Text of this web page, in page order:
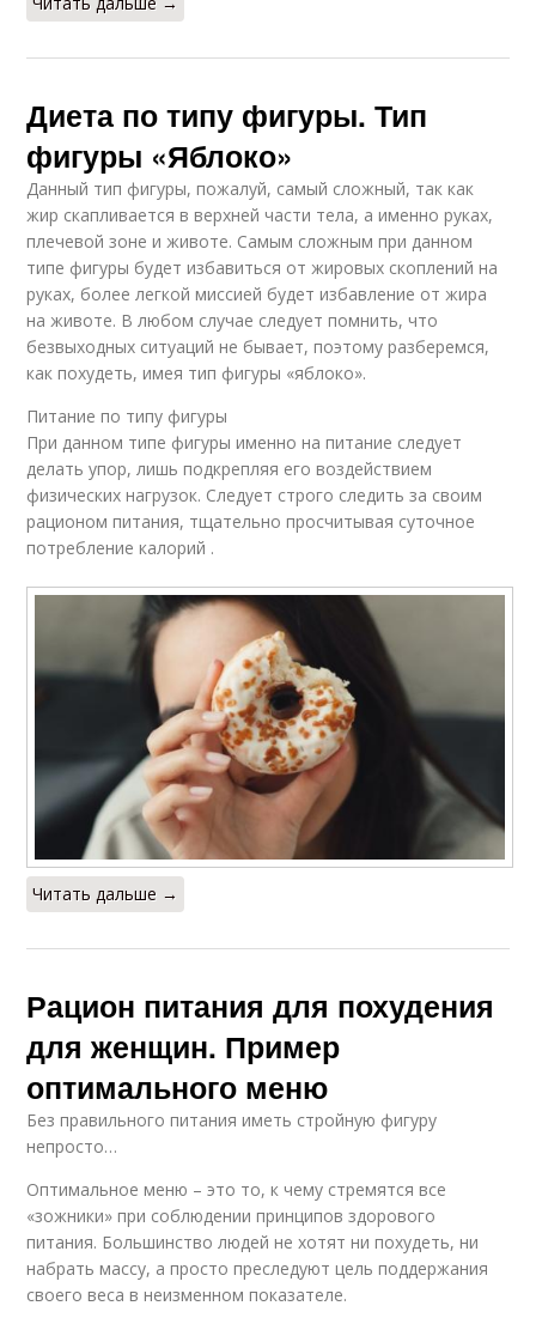
Диета по типу фигуры. Тип
фигуры «Яблоко»
Данный тип фигуры, пожалуй, самый сложный, так как
жир скапливается в верхней части тела, а именно руках,
плечевой зоне и животе. Самым сложным при данном
типе фигуры будет избавиться от жировых скоплений на
руках, более легкой миссией будет избавление от жира
на животе. В любом случае следует помнить, что
безвыходных ситуаций не бывает, поэтому разберемся,
как похудеть, имея тип фигуры «яблоко».
Питание по типу фигуры
При данном типе фигуры именно на питание следует
делать упор, лишь подкрепляя его воздействием
физических нагрузок. Следует строго следить за своим
рационом питания, тщательно просчитывая суточное
потребление калорий .
Читать дальше →
Рацион питания для похудения
для женщин. Пример
оптимального меню
Без правильного питания иметь стройную фигуру
непросто…
Оптимальное меню – это то, к чему стремятся все
«зожники» при соблюдении принципов здорового
питания. Большинство людей не хотят ни похудеть, ни
набрать массу, а просто преследуют цель поддержания
своего веса в неизменном показателе.